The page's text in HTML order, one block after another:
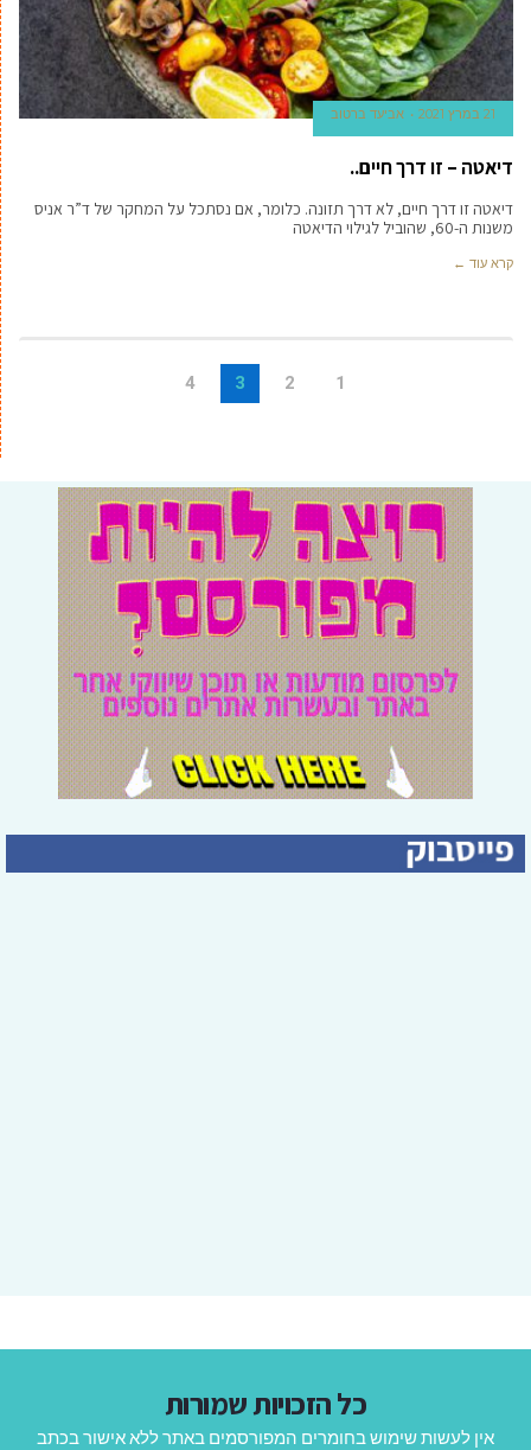
21 במרץ 2021 אביעד ברטוב
דיאטה – זו דרך חיים..
דיאטה זו דרך חיים, לא דרך תזונה. כלומר, אם נסתכל על המחקר של ד”ר אניס
משנות ה-60, שהוביל לגילוי הדיאטה
קרא עוד ←
1
2
3
4
כל הזכויות שמורות
אין לעשות שימוש בחומרים המפורסמים באתר ללא אישור בכתב